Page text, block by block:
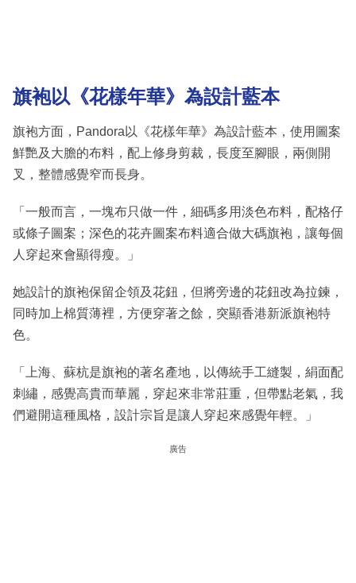
旗袍以《花樣年華》為設計藍本
旗袍方面，Pandora以《花樣年華》為設計藍本，使用圖案
鮮艷及大膽的布料，配上修身剪裁，長度至腳眼，兩側開
叉，整體感覺窄而長身。
「一般而言，一塊布只做一件，細碼多用淡色布料，配格仔
或條子圖案；深色的花卉圖案布料適合做大碼旗袍，讓每個
人穿起來會顯得瘦。」
她設計的旗袍保留企領及花鈕，但將旁邊的花鈕改為拉鍊，
同時加上棉質薄裡，方便穿著之餘，突顯香港新派旗袍特
色。
「上海、蘇杭是旗袍的著名產地，以傳統手工縫製，絹面配
刺繡，感覺高貴而華麗，穿起來非常莊重，但帶點老氣，我
們避開這種風格，設計宗旨是讓人穿起來感覺年輕。」
廣告